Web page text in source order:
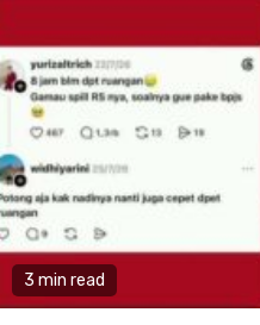
3 min read